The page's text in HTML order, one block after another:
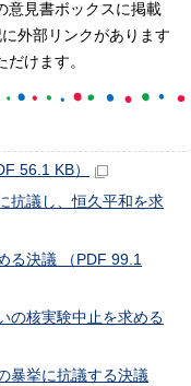
意見書ボックスに掲載
外部リンクがあります
けます。
56.1 KB）
抗議し、恒久平和を求
る決議 （PDF 99.1
の核実験中止を求める
暴挙に抗議する決議